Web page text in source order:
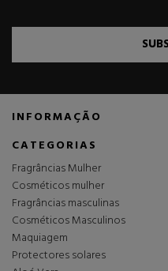
INFORMAÇÃO
CATEGORIAS
Fragrâncias Mulher
Cosméticos mulher
Fragrâncias masculinas
Cosméticos Masculinos
Maquiagem
Protectores solares